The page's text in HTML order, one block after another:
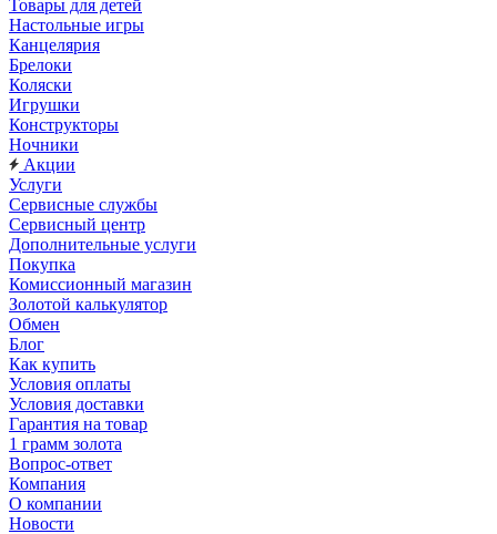
Товары для детей
Настольные игры
Канцелярия
Брелоки
Коляски
Игрушки
Конструкторы
Ночники
Акции
Услуги
Сервисные службы
Сервисный центр
Дополнительные услуги
Покупка
Комиссионный магазин
Золотой калькулятор
Обмен
Блог
Как купить
Условия оплаты
Условия доставки
Гарантия на товар
1 грамм золота
Вопрос-ответ
Компания
О компании
Новости